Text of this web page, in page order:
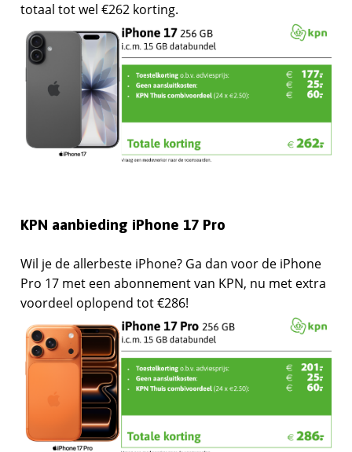
totaal tot wel €262 korting.
KPN aanbieding iPhone 17 Pro
Wil je de allerbeste iPhone? Ga dan voor de iPhone
Pro 17 met een abonnement van KPN, nu met extra
voordeel oplopend tot €286!